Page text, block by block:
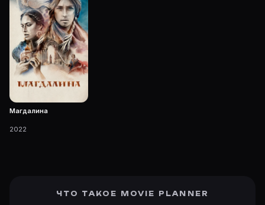
Магдалина
2022
ЧТО ТАКОЕ MOVIE PLANNER